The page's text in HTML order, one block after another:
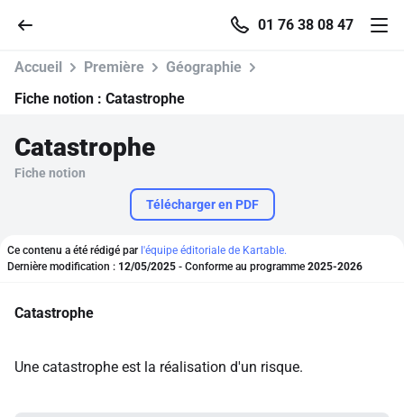
01 76 38 08 47
Accueil
Recherche
Accueil Première
Géographie
Fiche notion : Catastrophe
Catastrophe
Fiche notion
Télécharger en PDF
Ce contenu a été rédigé par l'équipe éditoriale de Kartable.
Dernière modification : 12/05/2025 - Conforme au programme 2025-2026
Catastrophe
Une catastrophe est la réalisation d'un risque.